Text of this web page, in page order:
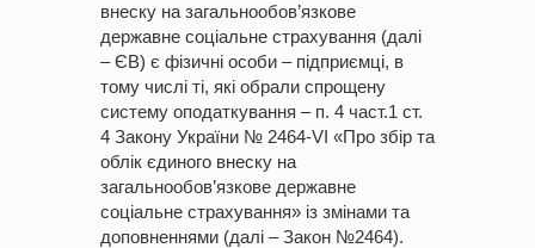
внеску на загальнообов’язкове
державне соціальне страхування (далі
– ЄВ) є фізичні особи – підприємці, в
тому числі ті, які обрали спрощену
систему оподаткування – п. 4 част.1 ст.
4 Закону України № 2464-VІ «Про збір та
облік єдиного внеску на
загальнообов’язкове державне
соціальне страхування» із змінами та
доповненнями (далі – Закон №2464).